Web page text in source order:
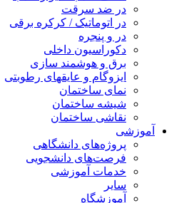
در ضد سرقت
در اتوماتیک / کرکره برقی
در و پنجره
دکوراسیون داخلی
برق و هوشمند سازی
ایزوگام و عایقهای رطوبتی
نمای ساختمان
شیشه ساختمان
نقاشی ساختمان
آموزشی
پروژه‌های دانشگاهی
فرصت‌های دانشجویی
خدمات آموزشی
سایر
آموزشگاه